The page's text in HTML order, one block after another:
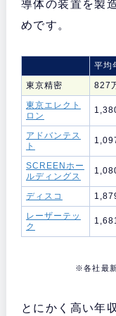
導体の装置を製
めです。
平均
東京精密
827
東京エレクト
ロン
アドバンテス
ト
SCREENホー
ルディングス
ディスコ
レーザーテッ
ク
※各社最
とにかく高い年